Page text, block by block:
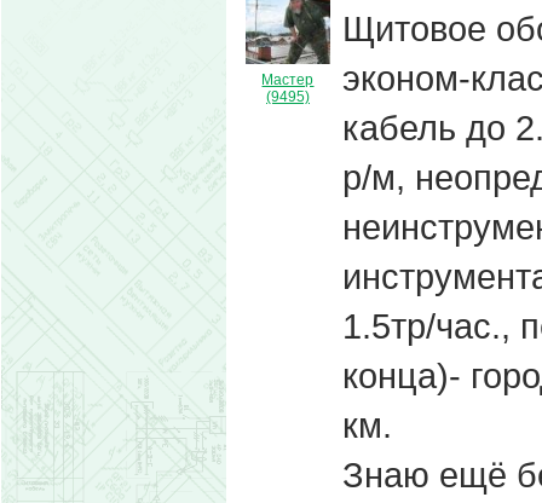
Мастер
(9495)
Щитовое
эконом-
кабель до
р/м,
1.5тр/час.,
конца)-
км.
Знаю ещё